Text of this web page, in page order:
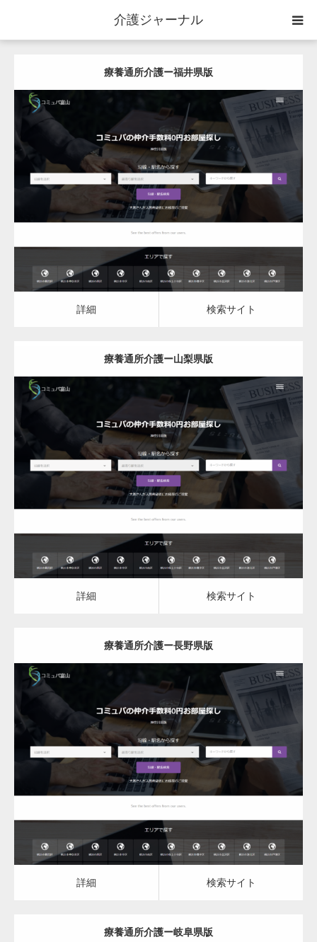
介護ジャーナル
療養通所介護ー福井県版
更新日：2023.03.09
検索サイト
詳細 検索サイト
療養通所介護ー山梨県版
更新日：2023.03.09
検索サイト
詳細 検索サイト
療養通所介護ー長野県版
更新日：2023.03.09
検索サイト
詳細 検索サイト
療養通所介護ー岐阜県版
訪問
通所
短期入所
訪問＋通い＋宿泊
地域密着型小規模施設